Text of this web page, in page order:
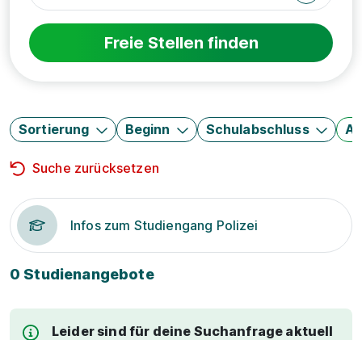
Freie Stellen finden
Sortierung Beginn Schulabschluss
Suche zurücksetzen
Infos zum Studiengang Polizei
0 Studienangebote
Leider sind für deine Suchanfrage aktuell